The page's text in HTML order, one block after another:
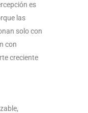
es
las
solo con
con
creciente